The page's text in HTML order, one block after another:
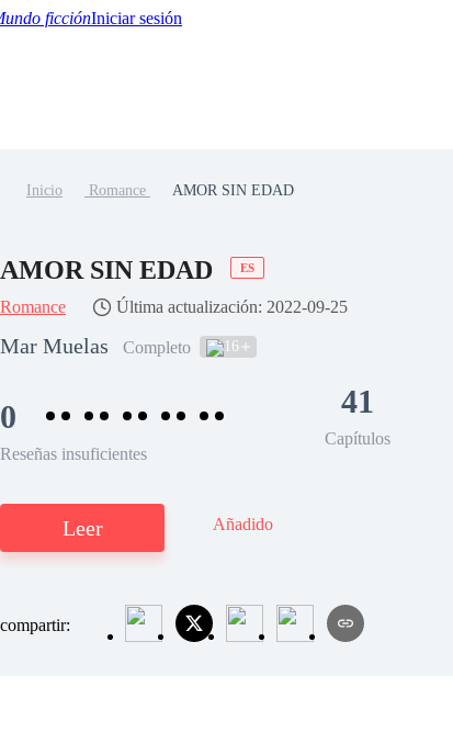
ficciónIniciar sesión
Inicio Romance AMOR SIN EDAD
AMOR SIN EDAD ES
Romance Última actualización: 2022-09-25
Mar Muelas Completo 16
0
Reseñas insuficientes
41
Capítulos
Leer Añadido
compartir: